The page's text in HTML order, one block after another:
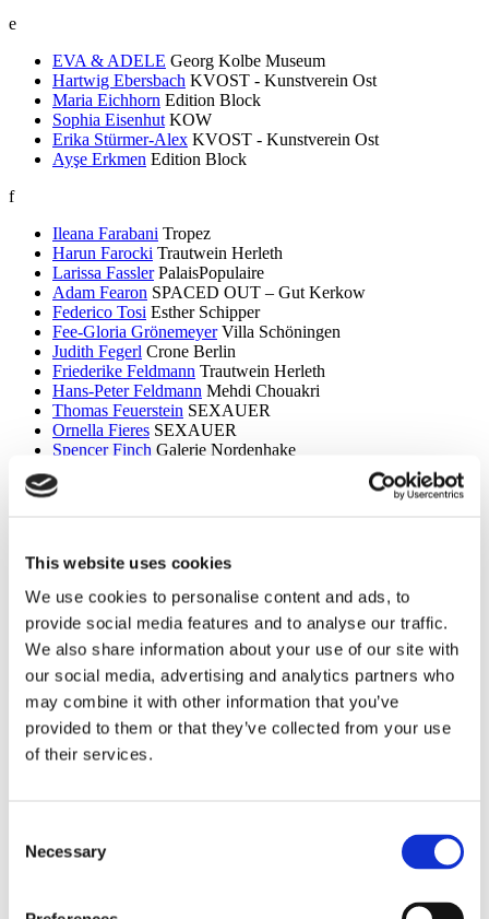
This website uses cookies
We use cookies to personalise content and ads, to
provide social media features and to analyse our traffic.
We also share information about your use of our site with
our social media, advertising and analytics partners who
may combine it with other information that you’ve
provided to them or that they’ve collected from your use
of their services.
Selection
Necessary
e
EVA & ADELE Georg Kolbe Museum
Hartwig Ebersbach KVOST - Kunstverein Ost
Maria Eichhorn Edition Block
Sophia Eisenhut KOW
Erika Stürmer-Alex KVOST - Kunstverein Ost
Ayşe Erkmen Edition Block
f
Ileana Farabani Tropez
Harun Farocki Trautwein Herleth
Larissa Fassler PalaisPopulaire
Adam Fearon SPACED OUT – Gut Kerkow
Federico Tosi Esther Schipper
Fee-Gloria Grönemeyer Villa Schöningen
Judith Fegerl Crone Berlin
Friederike Feldmann Trautwein Herleth
Hans-Peter Feldmann Mehdi Chouakri
Thomas Feuerstein SEXAUER
Ornella Fieres SEXAUER
Spencer Finch Galerie Nordenhake
Itchi Fleischer
Esther Forse Villa Schöningen
Friedrich Thieme
Villa Schöningen
Asana Fujikawa Galerie Friese
Paul Fägerskiöld Galerie Nordenhake
Wieland Förster Schloss Biesdorf
Meschac Gaba PalaisPopulaire
Ellen Gallagher
PalaisPopulaire
Isa Genzken Wehrmuehle Biesenthal
Fabian Ginsberg